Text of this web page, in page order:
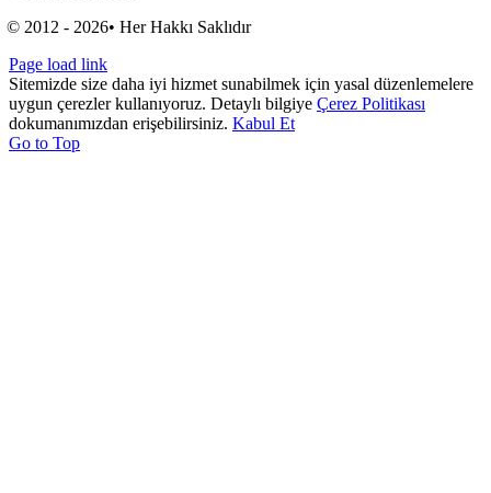
© 2012 - 2026• Her Hakkı Saklıdır
Page load link
Sitemizde size daha iyi hizmet sunabilmek için yasal düzenlemelere
uygun çerezler kullanıyoruz. Detaylı bilgiye Çerez Politikası
dokumanımızdan erişebilirsiniz. Kabul Et
Go to Top